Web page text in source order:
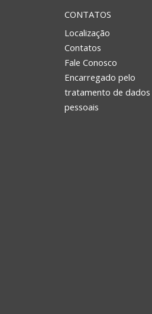
CONTATOS
Localização
Contatos
Fale Conosco
Encarregado pelo
tratamento de dados
pessoais